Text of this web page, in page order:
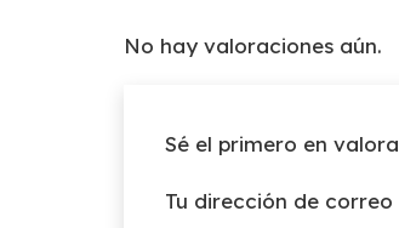
No hay valoraciones aún.
Sé el primero en
Tu dirección de